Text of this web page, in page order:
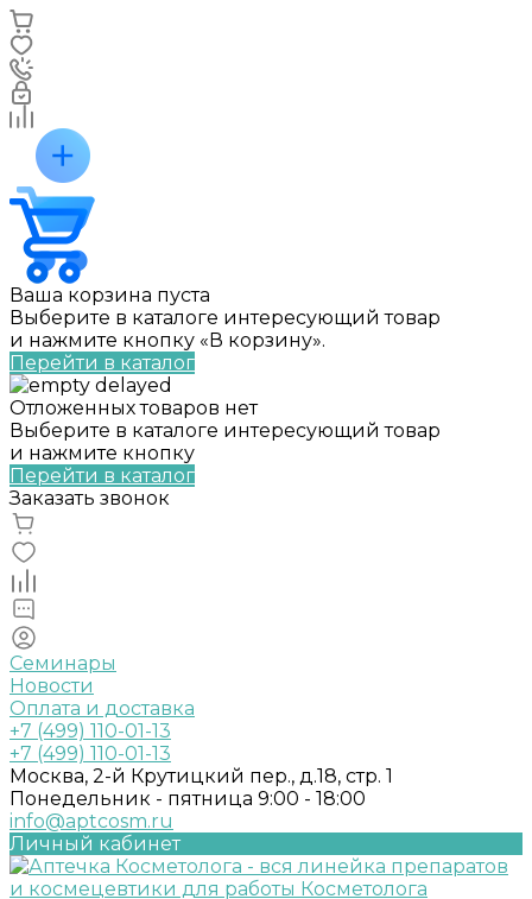
Ваша корзина пуста
Выберите в каталоге интересующий товар
и нажмите кнопку «В корзину».
Перейти в каталог
Отложенных товаров нет
Выберите в каталоге интересующий товар
и нажмите кнопку
Перейти в каталог
Заказать звонок
Семинары
Новости
Оплата и доставка
+7 (499) 110-01-13
+7 (499) 110-01-13
Москва, 2-й Крутицкий пер., д.18, стр. 1
Понедельник - пятница 9:00 - 18:00
info@aptcosm.ru
Личный кабинет